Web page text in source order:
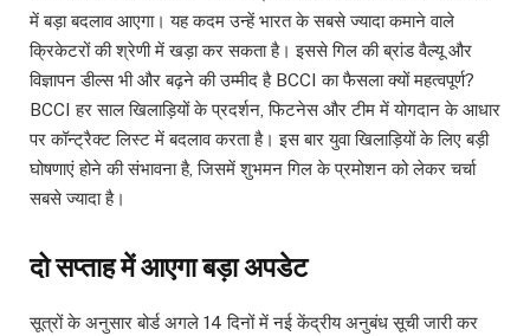
में बड़ा बदलाव आएगा। यह कदम उन्हें भारत के सबसे ज्यादा कमाने वाले
क्रिकेटरों की श्रेणी में खड़ा कर सकता है। इससे गिल की ब्रांड वैल्यू और
विज्ञापन डील्स भी और बढ़ने की उम्मीद है BCCI का फैसला क्यों महत्वपूर्ण?
BCCI हर साल खिलाड़ियों के प्रदर्शन, फिटनेस और टीम में योगदान के आधार
पर कॉन्ट्रैक्ट लिस्ट में बदलाव करता है। इस बार युवा खिलाड़ियों के लिए बड़ी
घोषणाएं होने की संभावना है, जिसमें शुभमन गिल के प्रमोशन को लेकर चर्चा
सबसे ज्यादा है।
दो सप्ताह में आएगा बड़ा अपडेट
सूत्रों के अनुसार बोर्ड अगले 14 दिनों में नई केंद्रीय अनुबंध सूची जारी कर